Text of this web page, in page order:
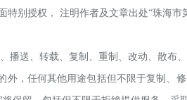
特别授权， 注明作者及文章出处“珠海市
播送、转载、复制、重制、改动、散布
，任何其他用途包括但不限于复制、